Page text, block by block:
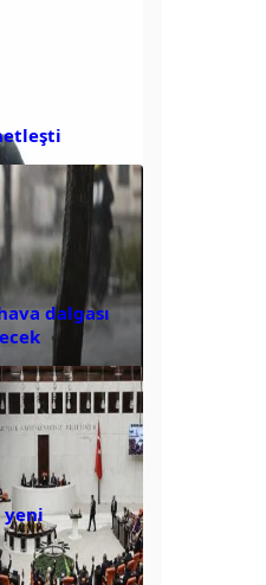
dalgası
yeni